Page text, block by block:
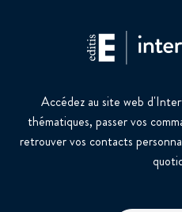
Accédez au site web
thématiques, passer vos
retrouver vos contacts